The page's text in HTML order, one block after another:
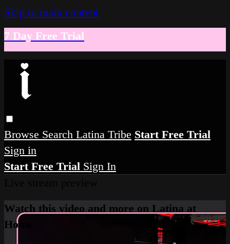
Skip to main content
7 Day Free Trial
Browse Search Latina Tribe Start Free Trial
Sign in
Start Free Trial Sign In
Watch this video and more on Latina at
Home